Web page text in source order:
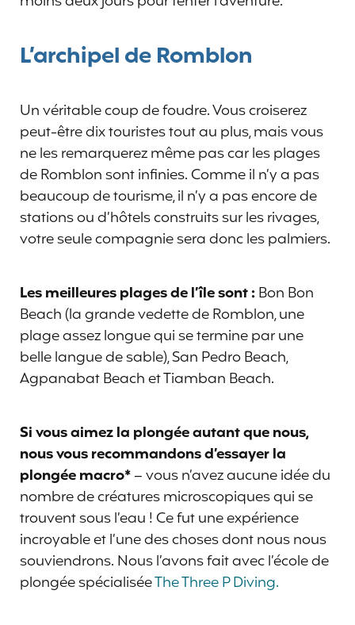
L’archipel de Romblon
Un véritable coup de foudre. Vous croiserez
peut-être dix touristes tout au plus, mais vous
ne les remarquerez même pas car les plages
de Romblon sont infinies. Comme il n’y a pas
beaucoup de tourisme, il n’y a pas encore de
stations ou d’hôtels construits sur les rivages,
votre seule compagnie sera donc les palmiers.
Les meilleures plages de l’île sont :Bon Bon
Beach (la grande vedette de Romblon, une
plage assez longue qui se termine par une
belle langue de sable), San Pedro Beach,
Agpanabat Beach et Tiamban Beach.
Si vous aimez la plongée autant que nous,
nous vous recommandons d’essayer la
plongée macro*– vous n’avez aucune idée du
nombre de créatures microscopiques qui se
trouvent sous l’eau ! Ce fut une expérience
incroyable et l’une des choses dont nous nous
souviendrons. Nous l’avons fait avec l’école de
plongée spécialiséeThe Three P Diving.